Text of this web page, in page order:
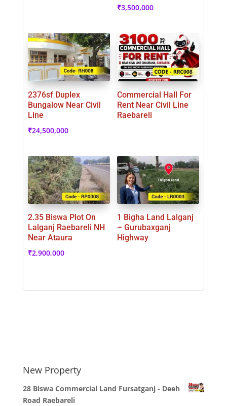
₹3,500,000
2376sf Duplex
Bungalow Near Civil
Line
₹24,500,000
Commercial Hall For
Rent Near Civil Line
Raebareli
2.35 Biswa Plot On
Lalganj Raebareli NH
Near Ataura
₹2,900,000
1 Bigha Land Lalganj
– Gurubaxganj
Highway
New Property
28 Biswa Commercial Land Fursatganj - Deeh
Road Raebareli